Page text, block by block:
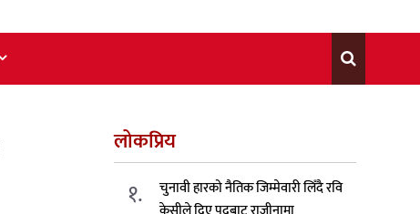
लोकप्रिय
१.
चुनावी हारको नैतिक जिम्मेवारी लिँदै रवि